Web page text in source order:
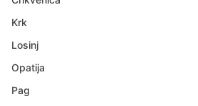
Krk
Losinj
Opatija
Pag